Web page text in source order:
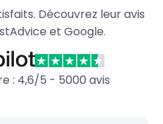
Découvrez leur avis
et Google.
: 4,6/5 - 5000 avis